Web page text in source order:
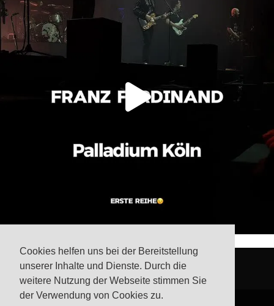
Cookies helfen uns bei der Bereitstellung
unserer Inhalte und Dienste. Durch die
weitere Nutzung der Webseite stimmen Sie
der Verwendung von Cookies zu.